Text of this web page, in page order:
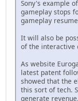
Sony's example
gameplay stops
gameplay
It will also be
of the interactive
As website
latest patent
showed that the
this sort of tech.
generate